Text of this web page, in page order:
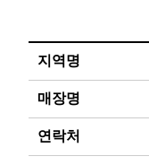
지역명
매장명
연락처